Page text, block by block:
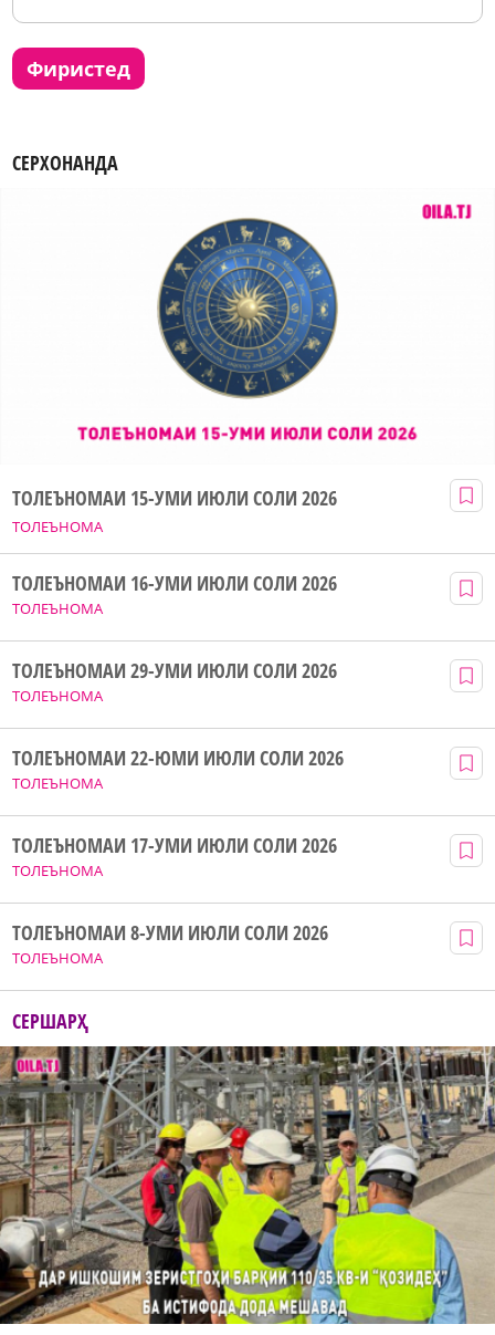
фиристед
СЕРХОНАНДА
ТОЛЕЪНОМА
ТОЛЕЪНОМАИ 15-УМИ ИЮЛИ СОЛИ 2026
ТОЛЕЪНОМА
ТОЛЕЪНОМАИ 16-УМИ ИЮЛИ СОЛИ 2026
ТОЛЕЪНОМА
ТОЛЕЪНОМАИ 29-УМИ ИЮЛИ СОЛИ 2026
ТОЛЕЪНОМА
ТОЛЕЪНОМАИ 22-ЮМИ ИЮЛИ СОЛИ 2026
ТОЛЕЪНОМА
ТОЛЕЪНОМАИ 17-УМИ ИЮЛИ СОЛИ 2026
ТОЛЕЪНОМА
ТОЛЕЪНОМАИ 8-УМИ ИЮЛИ СОЛИ 2026
СЕРШАРҲ